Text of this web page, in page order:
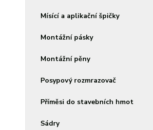
Mísící a aplikační špičky
Montážní pásky
Montážní pěny
Posypový rozmrazovač
Příměsi do stavebních hmot
Sádry